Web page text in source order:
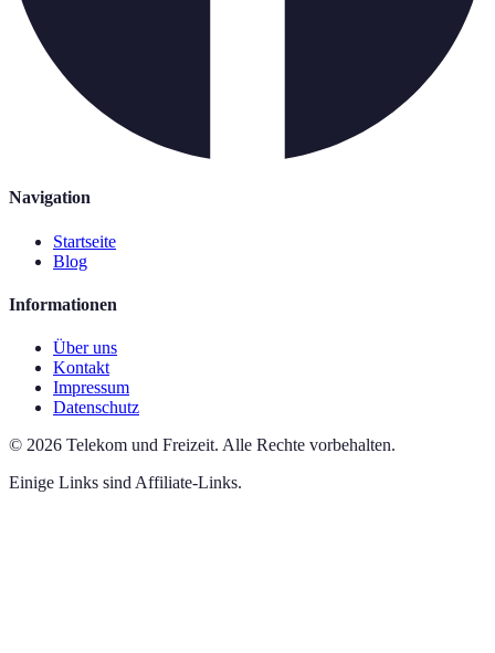
Navigation
Startseite
Blog
Informationen
Über uns
Kontakt
Impressum
Datenschutz
© 2026 Telekom und Freizeit. Alle Rechte vorbehalten.
Einige Links sind Affiliate-Links.